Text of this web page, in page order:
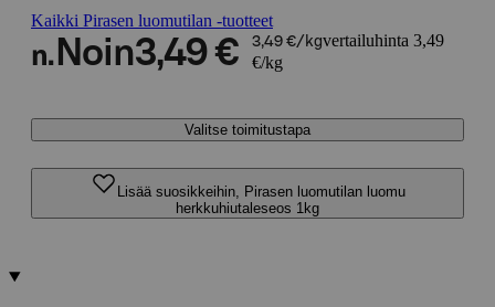
Kaikki Pirasen luomutilan -tuotteet
n. Noin3,49 € 3,49 €/kgvertailuhinta 3,49
€/kg
Valitse toimitustapa
Lisää suosikkeihin, Pirasen luomutilan luomu
herkkuhiutaleseos 1kg